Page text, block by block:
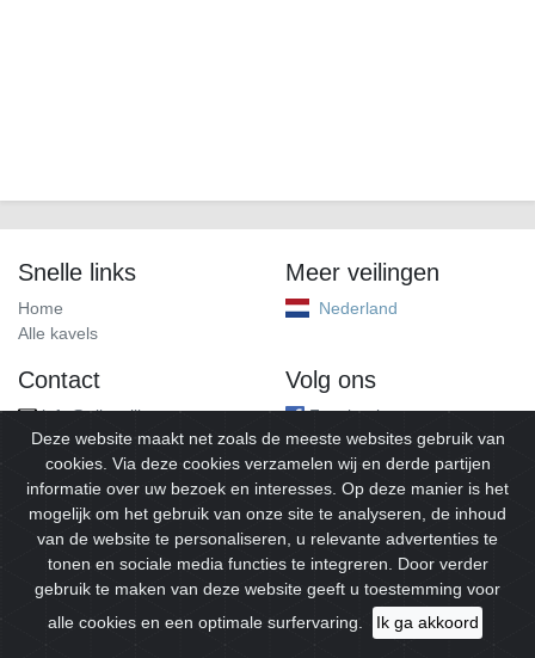
Snelle links
Home
Alle kavels
Meer veilingen
Nederland
Contact
info@alleveilingen.net
Volg ons
Facebook
© 2026Alleveilingen.Alle rechten voorbehouden.
Deze website maakt net zoals de meeste websites gebruik van
cookies. Via deze cookies verzamelen wij en derde partijen
informatie over uw bezoek en interesses. Op deze manier is het
mogelijk om het gebruik van onze site te analyseren, de inhoud
van de website te personaliseren, u relevante advertenties te
tonen en sociale media functies te integreren. Door verder
gebruik te maken van deze website geeft u toestemming voor
alle cookies en een optimale surfervaring.
Ik ga akkoord